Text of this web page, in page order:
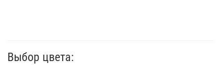
Выбор цвета: